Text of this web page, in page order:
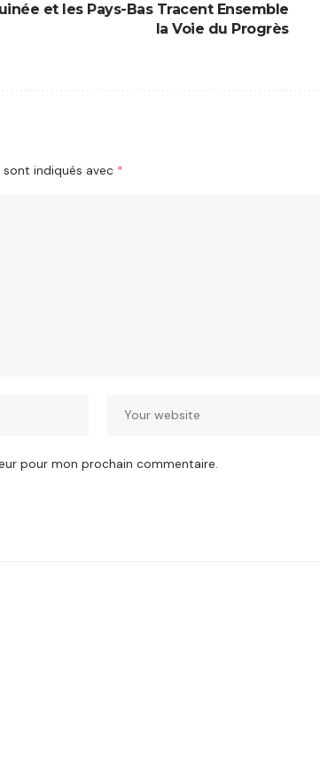
et les Pays-Bas Tracent Ensemble
la Voie du Progrès
indiqués avec *
pour mon prochain commentaire.